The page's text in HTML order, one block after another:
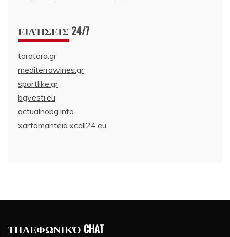
ΕΙΔΉΣΕΙΣ 24/7
toratora.gr
mediterrawines.gr
sportlike.gr
bgvesti.eu
actualnobg.info
xartomanteia.xcall24.eu
ΤΗΛΕΦΩΝΙΚΌ CHAT